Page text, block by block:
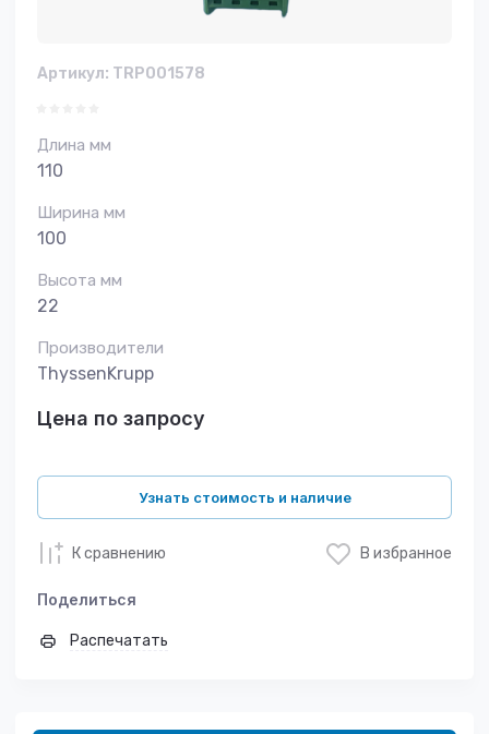
Артикул: TRP001578
Длина мм
110
Ширина мм
100
Высота мм
22
Производители
ThyssenKrupp
Цена по запросу
Узнать стоимость и наличие
К сравнению В избранное
Поделиться
Распечатать